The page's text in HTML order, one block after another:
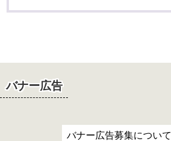
バナー広告
バナー広告募集について